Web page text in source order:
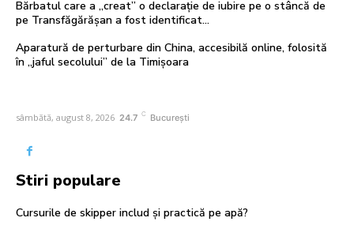
Bărbatul care a „creat” o declarație de iubire pe o stâncă de
pe Transfăgărășan a fost identificat…
Aparatură de perturbare din China, accesibilă online, folosită
în „jaful secolului” de la Timișoara
sâmbătă, august 8, 2026 24.7 C București
Stiri populare
Cursurile de skipper includ și practică pe apă?